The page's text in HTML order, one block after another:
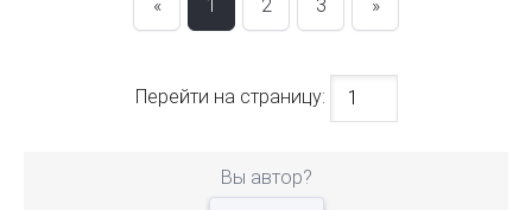
« 1 2 3 »
Перейти на страницу:
Вы автор?